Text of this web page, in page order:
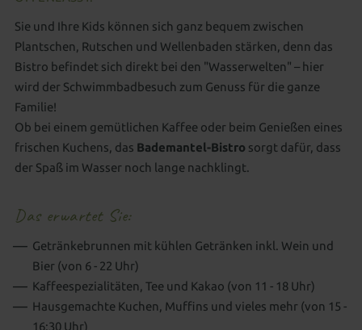
Sie und Ihre Kids können sich ganz bequem zwischen
Plantschen, Rutschen und Wellenbaden stärken, denn das
Bistro befindet sich direkt bei den "Wasserwelten" – hier
wird der Schwimmbadbesuch zum Genuss für die ganze
Familie!
Ob bei einem gemütlichen Kaffee oder beim Genießen eines
frischen Kuchens, das Bademantel-Bistro sorgt dafür, dass
der Spaß im Wasser noch lange nachklingt.
Das erwartet Sie:
Getränkebrunnen mit kühlen Getränken inkl. Wein und
Bier (von 6 - 22 Uhr)
Kaffeespezialitäten, Tee und Kakao (von 11 - 18 Uhr)
Hausgemachte Kuchen, Muffins und vieles mehr (von 15 -
16:30 Uhr)